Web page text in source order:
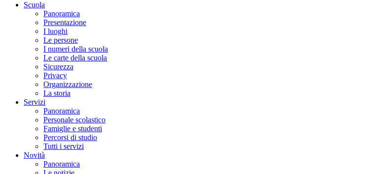
Scuola
Panoramica
Presentazione
I luoghi
Le persone
I numeri della scuola
Le carte della scuola
Sicurezza
Privacy
Organizzazione
La storia
Servizi
Panoramica
Personale scolastico
Famiglie e studenti
Percorsi di studio
Tutti i servizi
Novità
Panoramica